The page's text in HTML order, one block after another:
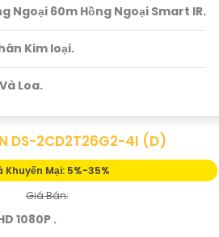
Ngoại 60m Hồng Ngoại Smart IR.
Kim loại.
Loa.
DS-2CD2T26G2-4I (D)
Khuyến Mại: 5%-35%
Giá Bán:
1080P .